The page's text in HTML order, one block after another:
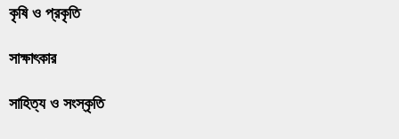
কৃষি ও প্রকৃতি
সাক্ষাৎকার
সাহিত্য ও সংস্কৃতি